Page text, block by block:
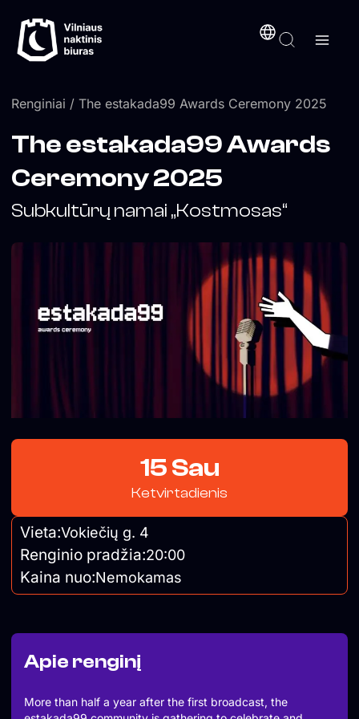
prie
turinio
Renginiai / The estakada99 Awards Ceremony 2025
Apie renginį
More than half a year after the first broadcast, the
The estakada99 Awards
Ceremony 2025
Subkultūrų namai „Kostmosas“
15 Sau
Ketvirtadienis
Vieta:Vokiečių g. 4
Renginio pradžia:20:00
Kaina nuo:Nemokamas